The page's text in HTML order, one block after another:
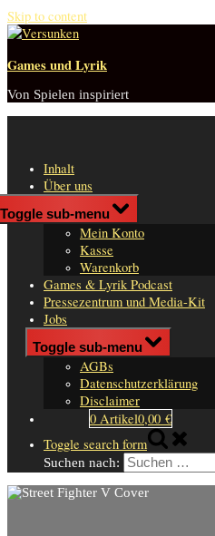
Skip to content
Games und Lyrik
Von Spielen inspiriert
Inhalt
Über uns
Shop
Toggle sub-menu
Mein Konto
Kasse
Warenkorb
Games & Lyrik Podcast
Pressezentrum und Media-Kit
Jobs
Impressum
Toggle sub-menu
AGBs
Datenschutzerklärung
Disclaimer
0 Artikel0,00 €
Toggle search form
Suchen nach: